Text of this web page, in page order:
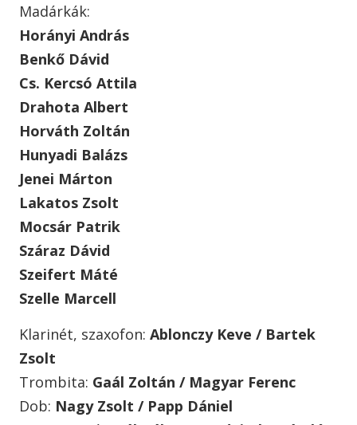
Madárkák:
Horányi András
Benkő Dávid
Cs. Kercsó Attila
Drahota Albert
Horváth Zoltán
Hunyadi Balázs
Jenei Márton
Lakatos Zsolt
Mocsár Patrik
Száraz Dávid
Szeifert Máté
Szelle Marcell
Klarinét, szaxofon: Ablonczy Keve / Bartek
Zsolt
Trombita: Gaál Zoltán / Magyar Ferenc
Dob: Nagy Zsolt / Papp Dániel